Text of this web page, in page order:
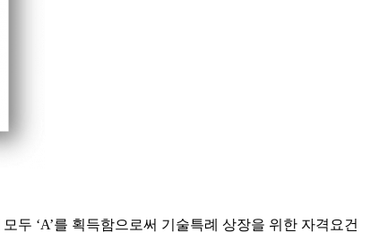
‘A’를 획득함으로써 기술특례 상장을 위한 자격요건